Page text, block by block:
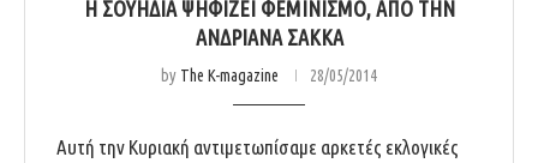
Η ΣΟΥΗΔΊΑ ΨΗΦΊΖΕΙ ΦΕΜΙΝΙΣΜΌ, ΑΠΌ ΤΗΝ
ΑΝΔΡΙΆΝΑ ΣΑΚΚΆ
by The K-magazine 28/05/2014
Αυτή την Κυριακή αντιμετωπίσαμε αρκετές εκλογικές